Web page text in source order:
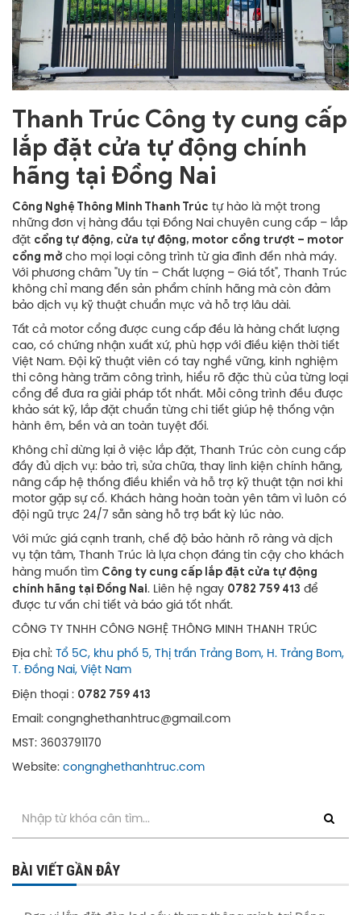
Thanh Trúc Công ty cung cấp
lắp đặt cửa tự động chính
hãng tại Đồng Nai
Công Nghệ Thông Minh Thanh Trúc tự hào là một trong
những đơn vị hàng đầu tại Đồng Nai chuyên cung cấp – lắp
đặt cổng tự động, cửa tự động, motor cổng trượt – motor
cổng mở cho mọi loại công trình từ gia đình đến nhà máy.
Với phương châm "Uy tín – Chất lượng – Giá tốt", Thanh Trúc
không chỉ mang đến sản phẩm chính hãng mà còn đảm
bảo dịch vụ kỹ thuật chuẩn mực và hỗ trợ lâu dài.
Tất cả motor cổng được cung cấp đều là hàng chất lượng
cao, có chứng nhận xuất xứ, phù hợp với điều kiện thời tiết
Việt Nam. Đội kỹ thuật viên có tay nghề vững, kinh nghiệm
thi công hàng trăm công trình, hiểu rõ đặc thù của từng loại
cổng để đưa ra giải pháp tốt nhất. Mỗi công trình đều được
khảo sát kỹ, lắp đặt chuẩn từng chi tiết giúp hệ thống vận
hành êm, bền và an toàn tuyệt đối.
Không chỉ dừng lại ở việc lắp đặt, Thanh Trúc còn cung cấp
đầy đủ dịch vụ: bảo trì, sửa chữa, thay linh kiện chính hãng,
nâng cấp hệ thống điều khiển và hỗ trợ kỹ thuật tận nơi khi
motor gặp sự cố. Khách hàng hoàn toàn yên tâm vì luôn có
đội ngũ trực 24/7 sẵn sàng hỗ trợ bất kỳ lúc nào.
Với mức giá cạnh tranh, chế độ bảo hành rõ ràng và dịch
vụ tận tâm, Thanh Trúc là lựa chọn đáng tin cậy cho khách
hàng muốn tìm Công ty cung cấp lắp đặt cửa tự động
chính hãng tại Đồng Nai. Liên hệ ngay 0782 759 413 để
được tư vấn chi tiết và báo giá tốt nhất.
CÔNG TY TNHH CÔNG NGHỆ THÔNG MINH THANH TRÚC
Địa chỉ: Tổ 5C, khu phố 5, Thị trấn Trảng Bom, H. Trảng Bom,
T. Đồng Nai, Việt Nam
Điện thoại : 0782 759 413
Email: congnghethanhtruc@gmail.com
MST: 3603791170
Website: congnghethanhtruc.com
BÀI VIẾT GẦN ĐÂY